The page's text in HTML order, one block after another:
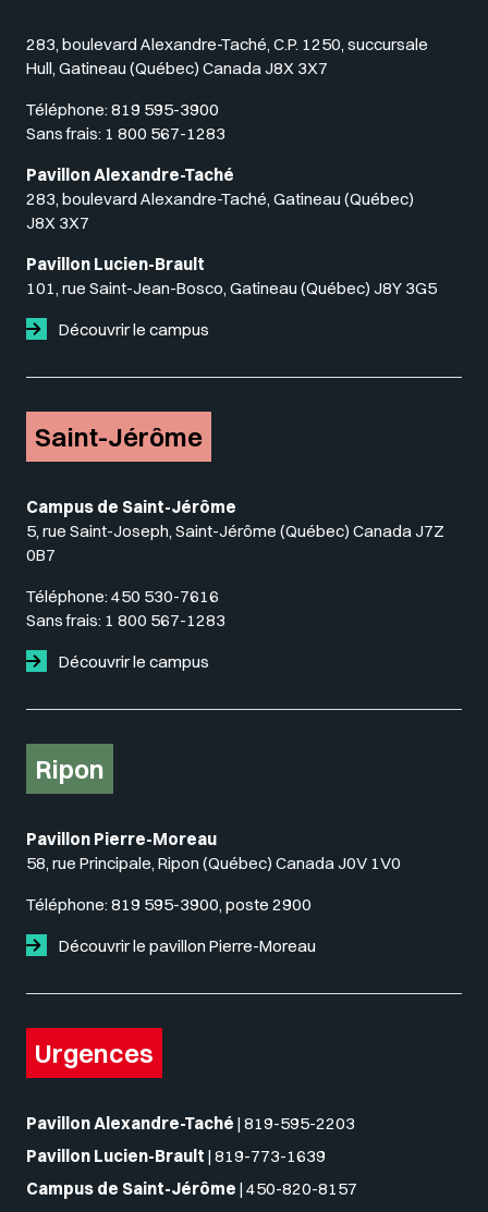
283, boulevard Alexandre-Taché, C.P. 1250, succursale
Hull, Gatineau (Québec) Canada J8X 3X7
Téléphone: 819 595-3900
Sans frais: 1 800 567-1283
Pavillon Alexandre-Taché
283, boulevard Alexandre-Taché, Gatineau (Québec)
J8X 3X7
Pavillon Lucien-Brault
101, rue Saint-Jean-Bosco, Gatineau (Québec) J8Y 3G5
Découvrir le campus
Saint-Jérôme
Campus de Saint-Jérôme
5, rue Saint-Joseph, Saint-Jérôme (Québec) Canada J7Z
0B7
Téléphone: 450 530-7616
Sans frais: 1 800 567-1283
Découvrir le campus
Ripon
Pavillon Pierre-Moreau
58, rue Principale, Ripon (Québec) Canada J0V 1V0
Téléphone: 819 595-3900, poste 2900
Découvrir le pavillon Pierre-Moreau
Urgences
Pavillon Alexandre-Taché | 819-595-2203
Pavillon Lucien-Brault | 819-773-1639
Campus de Saint-Jérôme | 450-820-8157